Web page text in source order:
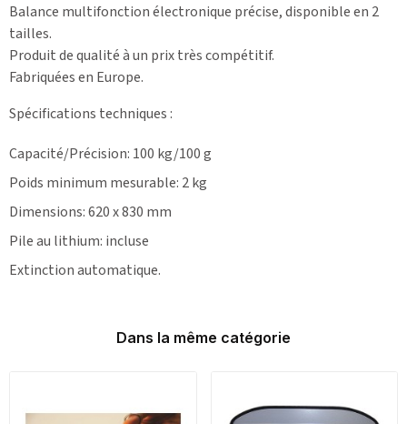
Balance multifonction électronique précise, disponible en 2
tailles.
Produit de qualité à un prix très compétitif.
Fabriquées en Europe.
Spécifications techniques :
Capacité/Précision: 100 kg/100 g
Poids minimum mesurable: 2 kg
Dimensions: 620 x 830 mm
Pile au lithium: incluse
Extinction automatique.
Dans la même catégorie